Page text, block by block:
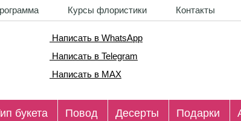
Курсы флористики Контакты
Написать в WhatsApp
Написать в Telegram
Написать в MAX
букета Повод Десерты Подарки